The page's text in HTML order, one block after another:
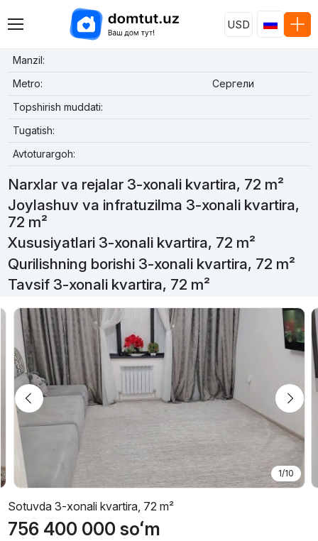
USD
Manzil:
Metro:
Сергели
Topshirish muddati:
Tugatish:
Avtoturargoh:
Narxlar va rejalar 3-xonali kvartira, 72 m²
Joylashuv va infratuzilma 3-xonali kvartira,
72 m²
Xususiyatlari 3-xonali kvartira, 72 m²
Qurilishning borishi 3-xonali kvartira, 72 m²
Tavsif 3-xonali kvartira, 72 m²
1/10
Sotuvda 3-xonali kvartira, 72 m²
756 400 000 soʻm